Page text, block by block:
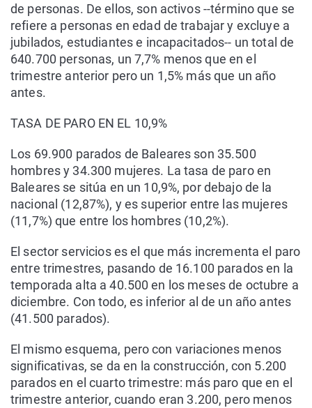
de personas. De ellos, son activos --término que se
refiere a personas en edad de trabajar y excluye a
jubilados, estudiantes e incapacitados-- un total de
640.700 personas, un 7,7% menos que en el
trimestre anterior pero un 1,5% más que un año
antes.
TASA DE PARO EN EL 10,9%
Los 69.900 parados de Baleares son 35.500
hombres y 34.300 mujeres. La tasa de paro en
Baleares se sitúa en un 10,9%, por debajo de la
nacional (12,87%), y es superior entre las mujeres
(11,7%) que entre los hombres (10,2%).
El sector servicios es el que más incrementa el paro
entre trimestres, pasando de 16.100 parados en la
temporada alta a 40.500 en los meses de octubre a
diciembre. Con todo, es inferior al de un año antes
(41.500 parados).
El mismo esquema, pero con variaciones menos
significativas, se da en la construcción, con 5.200
parados en el cuarto trimestre: más paro que en el
trimestre anterior, cuando eran 3.200, pero menos